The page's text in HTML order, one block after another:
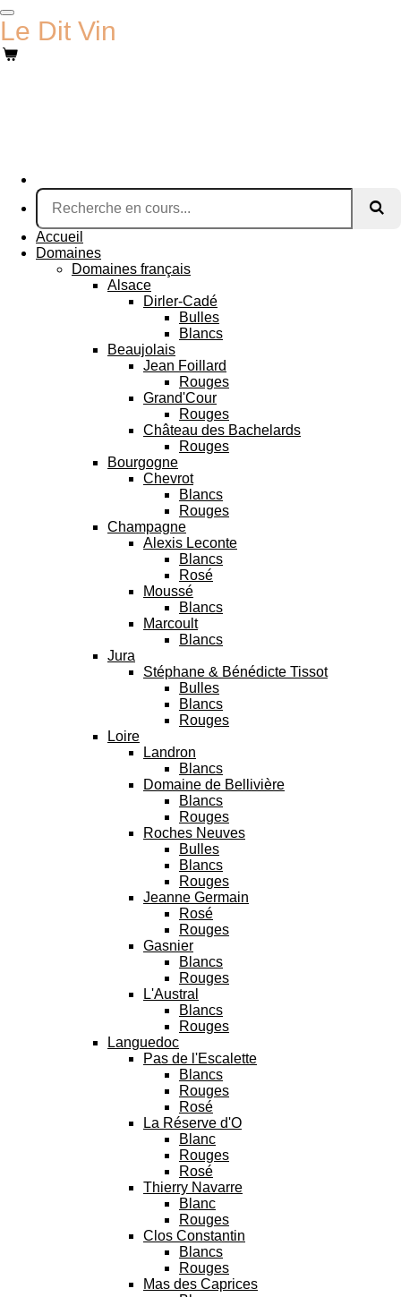
Passer
au
contenu
principal
Le Dit Vin
Accueil
Domaines
Domaines français
Alsace
Dirler-Cadé
Bulles
Blancs
Beaujolais
Jean Foillard
Rouges
Grand'Cour
Rouges
Château des Bachelards
Rouges
Bourgogne
Chevrot
Blancs
Rouges
Champagne
Alexis Leconte
Blancs
Rosé
Moussé
Blancs
Marcoult
Blancs
Jura
Stéphane & Bénédicte Tissot
Bulles
Blancs
Rouges
Loire
Landron
Blancs
Domaine de Bellivière
Blancs
Rouges
Roches Neuves
Bulles
Blancs
Rouges
Jeanne Germain
Rosé
Rouges
Gasnier
Blancs
Rouges
L'Austral
Blancs
Rouges
Languedoc
Pas de l'Escalette
Blancs
Rouges
Rosé
La Réserve d'O
Blanc
Rouges
Rosé
Thierry Navarre
Blanc
Rouges
Clos Constantin
Blancs
Rouges
Mas des Caprices